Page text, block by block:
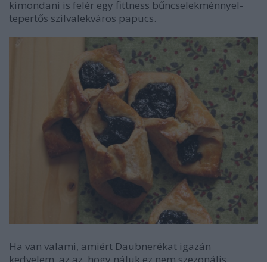
kimondani is felér egy fittness bűncselekménnyel-
tepertős szilvalekváros papucs.
Ha van valami, amiért Daubnerékat igazán
kedvelem, az az, hogy náluk ez nem szezonális,